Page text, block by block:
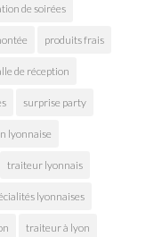
de soirées
produits frais
de réception
surprise party
lyonnaise
traiteur lyonnais
lyonnaises
traiteur à lyon